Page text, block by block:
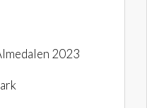
2023